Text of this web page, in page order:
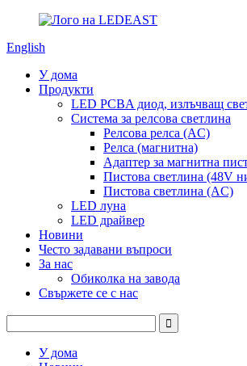
English
У дома
Продукти
LED PCBA диод, излъчващ
Система за релсова светлина
Релсова релса (AC)
Релса (магнитна)
Адаптер за магнитна
Пистова светлина (48V
Пистова светлина (AC)
LED луна
LED драйвер
Новини
Често задавани въпроси
За нас
Обиколка на завода
Свържете се с нас
У дома